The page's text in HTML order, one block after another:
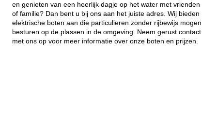
en genieten van een heerlijk dagje op het water met vrienden
of familie? Dan bent u bij ons aan het juiste adres. Wij bieden
elektrische boten aan die particulieren zonder rijbewijs mogen
besturen op de plassen in de omgeving. Neem gerust contact
met ons op voor meer informatie over onze boten en prijzen.